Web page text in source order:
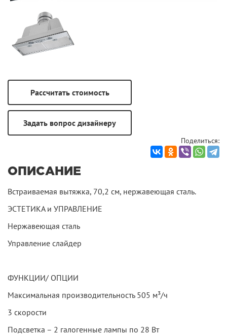
Поделиться:
ОПИСАНИЕ
Встраиваемая вытяжка, 70,2 см, нержавеющая сталь.
ЭСТЕТИКА и УПРАВЛЕНИЕ
Нержавеющая сталь
Управление слайдер
ФУНКЦИИ/ ОПЦИИ
Максимальная производительность 505 м³/ч
3 скорости
Подсветка – 2 галогенные лампы по 28 Вт